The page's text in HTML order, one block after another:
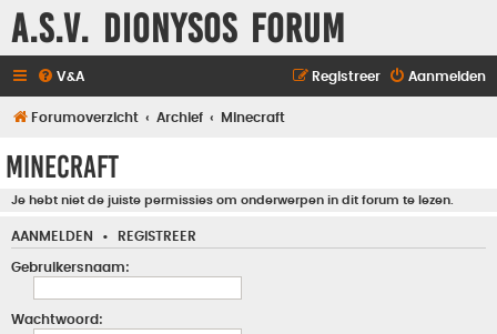
A.S.V. Dionysos Forum
V&A Aanmelden
Registreer
Forumoverzicht Archief Minecraft
Minecraft
Je hebt niet de juiste permissies om onderwerpen in dit forum te lezen.
AANMELDEN • REGISTREER
Gebruikersnaam:
Wachtwoord: